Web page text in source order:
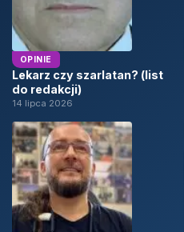
OPINIE
Lekarz czy szarlatan? (list
do redakcji)
14 lipca 2026